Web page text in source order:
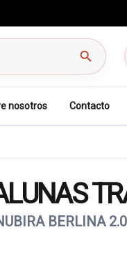
search
nosotros Contacto
BERLINA